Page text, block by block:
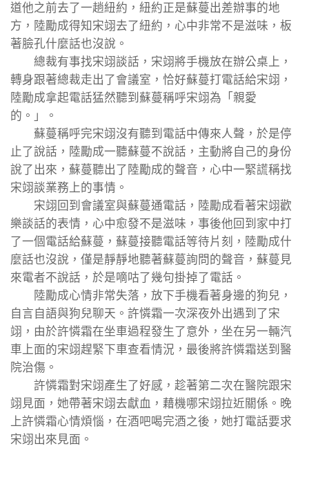
道他之前去了一趟紐約，紐約正是蘇蔓出差辦事的地
方，陸勵成得知宋翊去了紐約，心中非常不是滋味，板
著臉孔什麼話也沒說。
總裁有事找宋翊談話，宋翊將手機放在辦公桌上，
轉身跟著總裁走出了會議室，恰好蘇蔓打電話給宋翊，
陸勵成拿起電話猛然聽到蘇蔓稱呼宋翊為「親愛
的。」。
蘇蔓稱呼完宋翊沒有聽到電話中傳來人聲，於是停
止了說話，陸勵成一聽蘇蔓不說話，主動將自己的身份
說了出來，蘇蔓聽出了陸勵成的聲音，心中一緊謊稱找
宋翊談業務上的事情。
宋翊回到會議室與蘇蔓通電話，陸勵成看著宋翊歡
樂談話的表情，心中愈發不是滋味，事後他回到家中打
了一個電話給蘇蔓，蘇蔓接聽電話等待片刻，陸勵成什
麼話也沒說，僅是靜靜地聽著蘇蔓詢問的聲音，蘇蔓見
來電者不說話，於是嘀咕了幾句掛掉了電話。
陸勵成心情非常失落，放下手機看著身邊的狗兒，
自言自語與狗兒聊天。許憐霜一次深夜外出遇到了宋
翊，由於許憐霜在坐車過程發生了意外，坐在另一輛汽
車上面的宋翊趕緊下車查看情況，最後將許憐霜送到醫
院治傷。
許憐霜對宋翊產生了好感，趁著第二次在醫院跟宋
翊見面，她帶著宋翊去獻血，藉機哪宋翊拉近關係。晚
上許憐霜心情煩惱，在酒吧喝完酒之後，她打電話要求
宋翊出來見面。